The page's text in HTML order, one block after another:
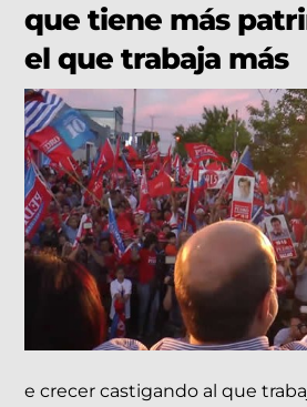
que tiene más
el que trabaja más
e crecer castigando al que